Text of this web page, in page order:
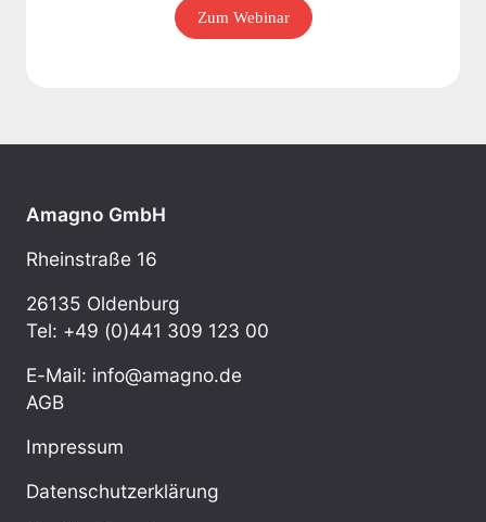
Zum Webinar
Amagno GmbH
Rheinstraße 16
26135 Oldenburg
Tel: +49 (0)441 309 123 00
E-Mail: info@amagno.de
AGB
Impressum
Datenschutzerklärung